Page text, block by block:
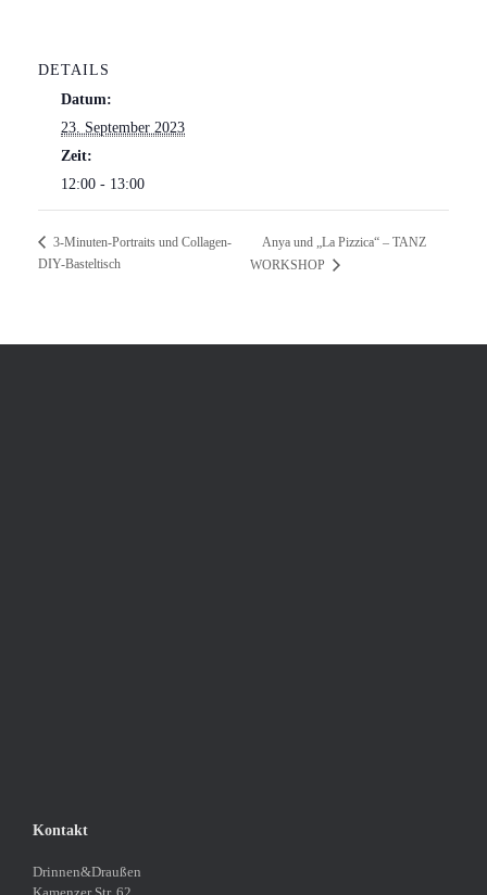
DETAILS
Datum:
23. September 2023
Zeit:
12:00 - 13:00
3-Minuten-Portraits und Collagen-
DIY-Basteltisch
Anya und „La Pizzica“ – TANZ
WORKSHOP
Kontakt
Drinnen&Draußen